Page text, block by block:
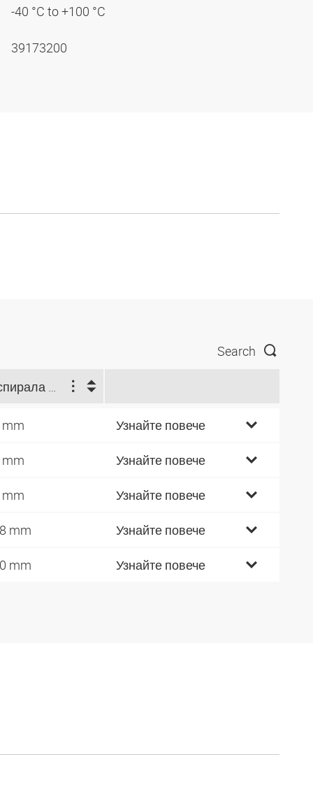
-40 °C to +100 °C
39173200
Search
Ø спирала отвън (mm)
Узнайте повече
Узнайте повече
Узнайте повече
mm Узнайте повече
mm Узнайте повече